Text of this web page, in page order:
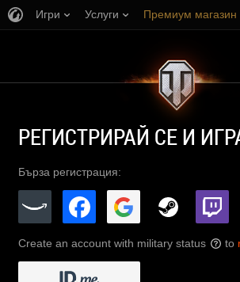
Игри Услуги Премиум магазин
РЕГИСТРИРАЙ СЕ И
Бърза регистрация:
Create an account with military status ? to